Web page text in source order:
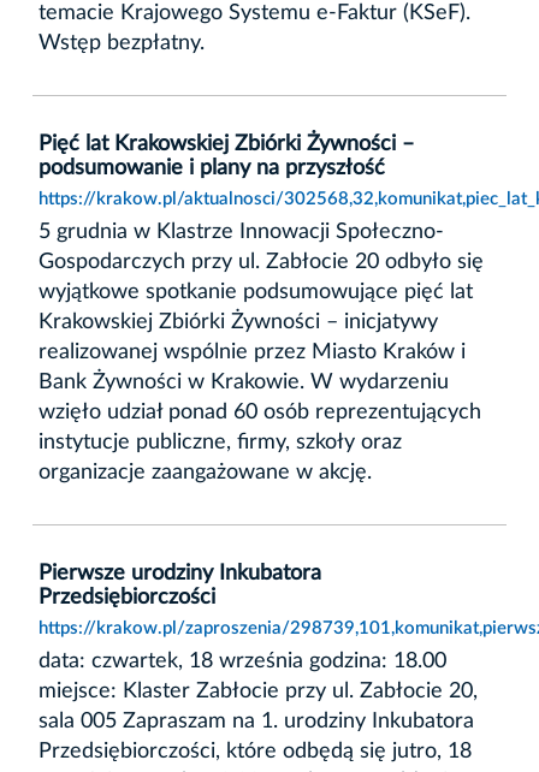
temacie Krajowego Systemu e-Faktur (KSeF).
Wstęp bezpłatny.
Pięć lat Krakowskiej Zbiórki Żywności –
podsumowanie i plany na przyszłość
https://krakow.pl/aktualnosci/
5 grudnia w Klastrze Innowacji Społeczno-
Gospodarczych przy ul. Zabłocie 20 odbyło się
wyjątkowe spotkanie podsumowujące pięć lat
Krakowskiej Zbiórki Żywności – inicjatywy
realizowanej wspólnie przez Miasto Kraków i
Bank Żywności w Krakowie. W wydarzeniu
wzięło udział ponad 60 osób reprezentujących
instytucje publiczne, firmy, szkoły oraz
organizacje zaangażowane w akcję.
Pierwsze urodziny Inkubatora
Przedsiębiorczości
https://krakow.pl/zaproszenia/
data: czwartek, 18 września godzina: 18.00
miejsce: Klaster Zabłocie przy ul. Zabłocie 20,
sala 005 Zapraszam na 1. urodziny Inkubatora
Przedsiębiorczości, które odbędą się jutro, 18